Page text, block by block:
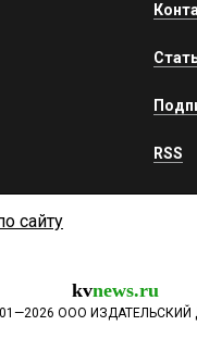
RSS
сайту
kvnews.ru
ООО ИЗДАТЕЛЬСКИЙ